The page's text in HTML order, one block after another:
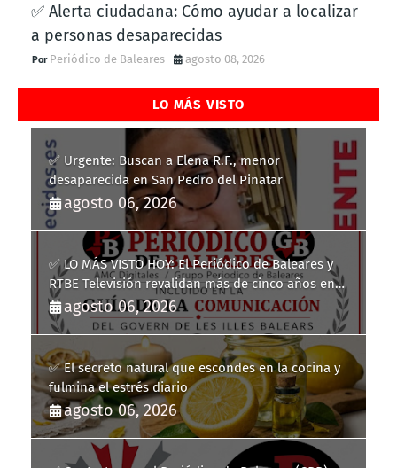
✅ Alerta ciudadana: Cómo ayudar a localizar
a personas desaparecidas
Periódico de Baleares agosto 08, 2026
LO MÁS VISTO
✅ Urgente: Buscan a Elena R.F., menor
desaparecida en San Pedro del Pinatar
agosto 06, 2026
✅ LO MÁS VISTO HOY: El Periódico de Baleares y
RTBE Televisión revalidan más de cinco años en
la Guía de la Comunicación del Govern de les Illes
Balears
agosto 06, 2026
✅ El secreto natural que escondes en la cocina y
fulmina el estrés diario
agosto 06, 2026